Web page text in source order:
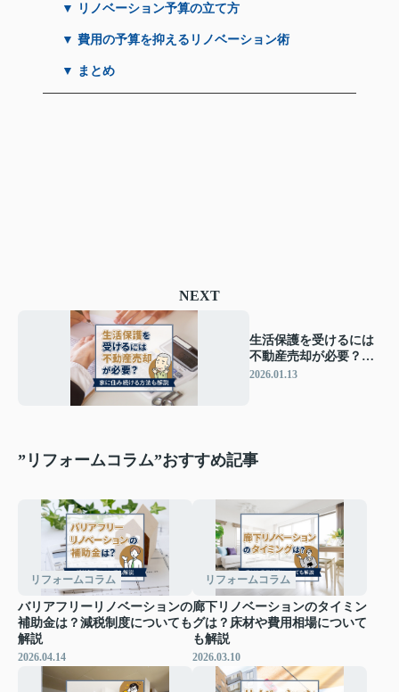
▼ リノベーション予算の立て方
▼ 費用の予算を抑えるリノベーション術
▼ まとめ
NEXT
生活保護を受けるには
不動産売却が必要？家
に住み続ける方法も解
2026.01.13
”リフォームコラム”おすすめ記事
リフォームコラム
バリアフリーリノベーションの
補助金は？減税制度についても
解説
2026.04.14
リフォームコラム
廊下リノベーションのタイミン
グは？床材や費用相場について
も解説
2026.03.10